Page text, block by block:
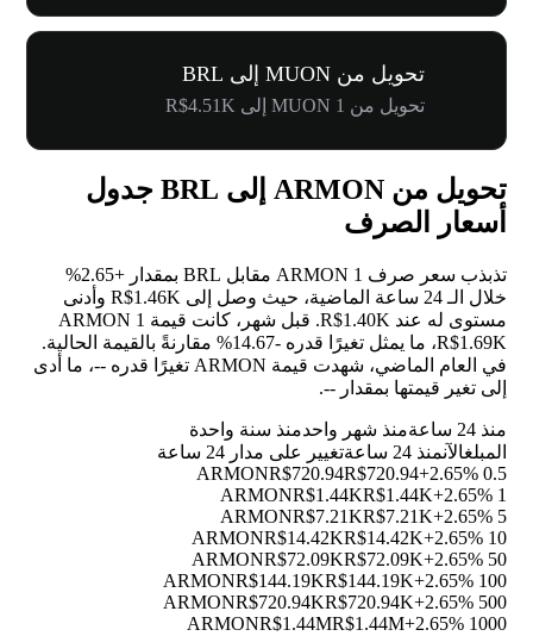
تحويل من MUON إلى BRL
تحويل من 1 MUON إلى R$4.51K
تحويل من ARMON إلى BRL جدول
أسعار الصرف
تذبذب سعر صرف 1 ARMON مقابل BRL بمقدار
+2.65%
خلال الـ 24 ساعة الماضية، حيث وصل إلى R$1.46K وأدنى
مستوى له عند R$1.40K. قبل شهر، كانت قيمة 1 ARMON
R$1.69K، ما يمثل تغيرًا قدره
-14.67%
مقارنةً بالقيمة الحالية.
في العام الماضي، شهدت قيمة ARMON تغيرًا قدره
--، ما أدى
إلى تغير قيمتها بمقدار --
.
منذ 24 ساعة منذ شهر واحدمنذ سنة واحدة
المبلغالآنمنذ 24 ساعة
تغيير على مدار 24 ساعة
0.5 ARMON
R$720.94R$720.94+2.65%
1 ARMON
R$1.44KR$1.44K+2.65%
5 ARMON
R$7.21KR$7.21K+2.65%
10 ARMON
R$14.42KR$14.42K+2.65%
50 ARMON
R$72.09KR$72.09K+2.65%
100 ARMON
R$144.19KR$144.19K+2.65%
500 ARMON
R$720.94KR$720.94K+2.65%
1000 ARMON
R$1.44MR$1.44M+2.65%